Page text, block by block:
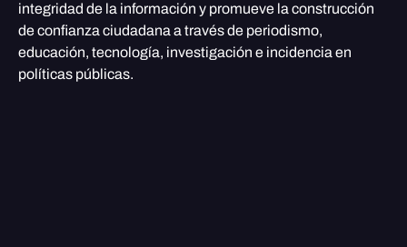
integridad de la información y promueve la construcción
de confianza ciudadana a través de periodismo,
educación, tecnología, investigación e incidencia en
políticas públicas.